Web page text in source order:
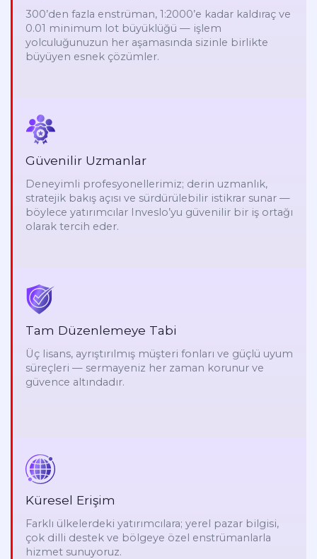
300’den fazla enstrüman, 1:2000’e kadar kaldıraç ve
0.01 minimum lot büyüklüğü — işlem
yolculuğunuzun her aşamasında sizinle birlikte
büyüyen esnek çözümler.
Güvenilir Uzmanlar
Deneyimli profesyonellerimiz; derin uzmanlık,
stratejik bakış açısı ve sürdürülebilir istikrar sunar —
böylece yatırımcılar Inveslo’yu güvenilir bir iş ortağı
olarak tercih eder.
Tam Düzenlemeye Tabi
Üç lisans, ayrıştırılmış müşteri fonları ve güçlü uyum
süreçleri — sermayeniz her zaman korunur ve
güvence altındadır.
Küresel Erişim
Farklı ülkelerdeki yatırımcılara; yerel pazar bilgisi,
çok dilli destek ve bölgeye özel enstrümanlarla
hizmet sunuyoruz.